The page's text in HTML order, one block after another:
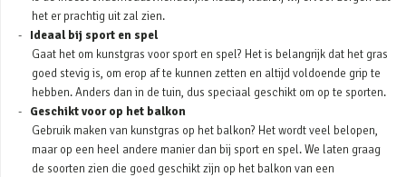
het er prachtig uit zal zien.
Ideaal bij sport en spel
Gaat het om kunstgras voor sport en spel? Het is belangrijk dat het gras
goed stevig is, om erop af te kunnen zetten en altijd voldoende grip te
hebben. Anders dan in de tuin, dus speciaal geschikt om op te sporten.
Geschikt voor op het balkon
Gebruik maken van kunstgras op het balkon? Het wordt veel belopen,
maar op een heel andere manier dan bij sport en spel. We laten graag
de soorten zien die goed geschikt zijn op het balkon van een